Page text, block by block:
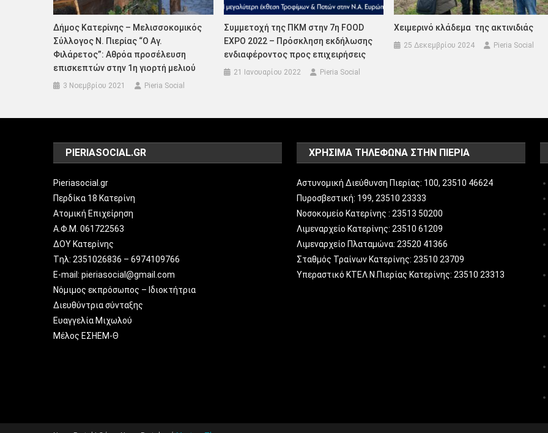
Δήμος Κατερίνης – Μελισσοκομικός
Σύλλογος Ν. Πιερίας “Ο Αγ.
Φιλάρετος”: Αθρόα προσέλευση
επισκεπτών στην 1η γιορτή μελιού
3 Νοεμβρίου 2021 Pieria Social
Συμμετοχή της ΠΚΜ στην 7η FOOD
EXPO 2022 – Πρόσκληση εκδήλωσης
ενδιαφέροντος προς επιχειρήσεις
21 Ιανουαρίου 2022 Pieria Social
Χειμερινό κλάδεμα της ακτινιδιάς
25 Δεκεμβρίου 2024 Pieria Social
PIERIASOCIAL.GR
Pieriasocial.gr
Περδίκα 18 Κατερίνη
Ατομική Επιχείρηση
Α.Φ.Μ. 061722563
ΔΟΥ Κατερίνης
Tηλ: 2351026836 – 6974109766
E-mail: pieriasocial@gmail.com
Νόμιμος εκπρόσωπος – Ιδιοκτήτρια
Διευθύντρια σύνταξης
Ευαγγελία Μιχωλού
Μέλος ΕΣΗΕΜ-Θ
ΧΡΗΣΙΜΑ ΤΗΛΕΦΩΝΑ ΣΤΗΝ ΠΙΕΡΙΑ
Αστυνομική Διεύθυνση Πιερίας: 100, 23510 46624
Πυροσβεστική: 199, 23510 23333
Νοσοκομείο Κατερίνης : 23513 50200
Λιμεναρχείο Κατερίνης: 23510 61209
Λιμεναρχείο Πλαταμώνα: 23520 41366
Σταθμός Τραίνων Κατερίνης: 23510 23709
Υπεραστικό ΚΤΕΛ Ν.Πιερίας Κατερίνης: 23510 23313